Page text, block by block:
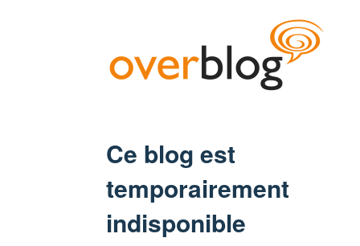
Ce blog est
temporairement
indisponible